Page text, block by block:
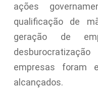
ações
qualificação de
geração de
empresas foram
alcançados.